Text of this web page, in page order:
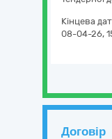
Кінцева
08-04-26,
Договір